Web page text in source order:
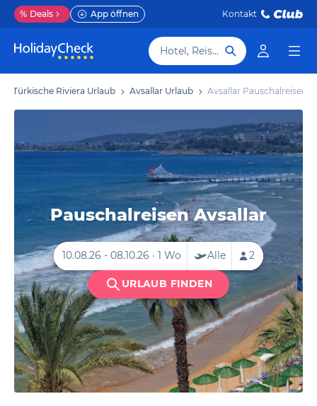
% Deals App öffnen Kontakt
Hotel, Reiseziel
Türkische Riviera Urlaub Avsallar Urlaub Avsallar Pauschalreisen
Pauschalreisen Avsallar